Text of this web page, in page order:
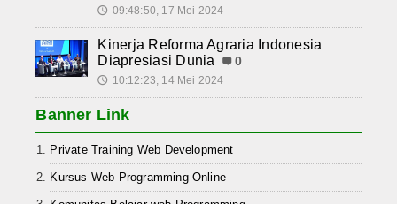
🕔 09:48:50, 17 Mei 2024
Kinerja Reforma Agraria Indonesia
Diapresiasi Dunia
0
🕔 10:12:23, 14 Mei 2024
Banner Link
Private Training Web Development
Kursus Web Programming Online